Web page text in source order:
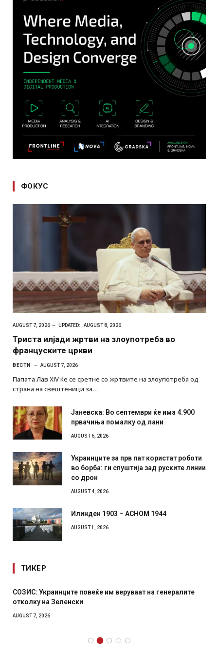
ФОКУС
AUGUST 7, 2026 UPDATED: AUGUST 8, 2026
Триста илјади жртви на злоупотреба во
француските цркви
ВЕСТИ AUGUST 7, 2026
Папата Лав XIV ќе се сретне со жртвите на злоупотреба од
страна на свештеници за…
Јаневска: Во септември ќе има 4.900
првачиња помалку од лани
AUGUST 6, 2026
Украинците за прв пат користат роботи
во борба: ги спуштија зад руските линии
со дрон
AUGUST 4, 2026
Илинден 1903 – АСНОМ 1944
AUGUST 1, 2026
ТИКЕР
СОЗИС: Украинците повеќе им веруваат на генералите
отколку на Зеленски
AUGUST 7, 2026